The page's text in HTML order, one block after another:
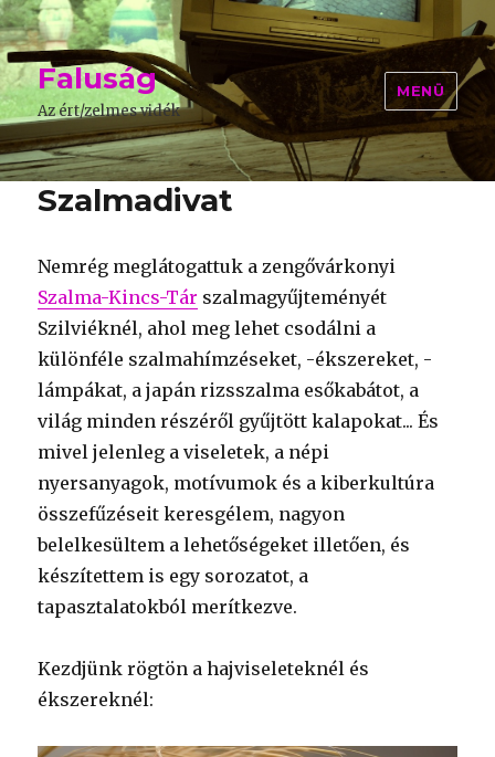
Faluság
Az ért/zelmes vidék
MENÜ
Szalmadivat
Nemrég meglátogattuk a zengővárkonyi
Szalma-Kincs-Tár szalmagyűjteményét
Szilviéknél, ahol meg lehet csodálni a
különféle szalmahímzéseket, -ékszereket, -
lámpákat, a japán rizsszalma esőkabátot, a
világ minden részéről gyűjtött kalapokat... És
mivel jelenleg a viseletek, a népi
nyersanyagok, motívumok és a kiberkultúra
összefűzéseit keresgélem, nagyon
belelkesültem a lehetőségeket illetően, és
készítettem is egy sorozatot, a
tapasztalatokból merítkezve.
Kezdjünk rögtön a hajviseleteknél és
ékszereknél: